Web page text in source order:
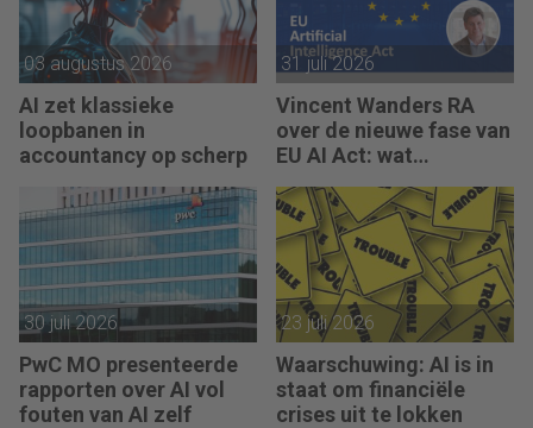
03 augustus 2026
AI zet klassieke
loopbanen in
accountancy op scherp
31 juli 2026
Vincent Wanders RA
over de nieuwe fase van
EU AI Act: wat
regelen
30 juli 2026
PwC MO presenteerde
rapporten over AI vol
fouten van AI zelf
23 juli 2026
Waarschuwing: AI is in
staat om financiële
crises uit te lokken